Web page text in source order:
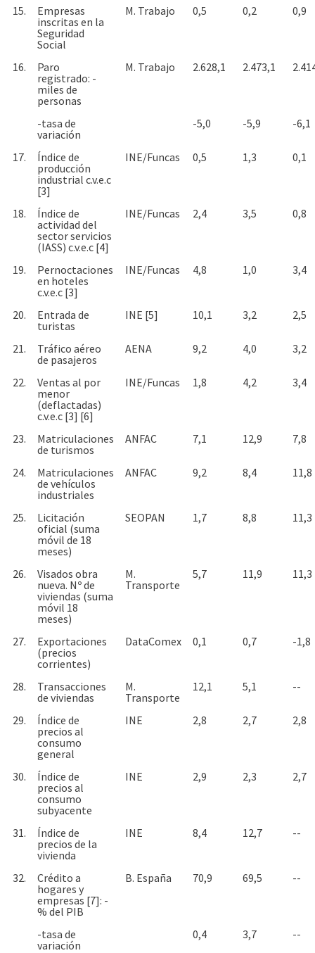
15.
Empresas
inscritas en la
Seguridad
Social
M. Trabajo 0,5 0,2 0,9
16.
Paro
registrado: -
miles de
personas
M. Trabajo 2.628,1 2.473,1
-tasa de
variación
-5,0 -5,9 -6,1
17.
Índice de
producción
industrial c.v.e.c
[3]
INE/Funcas 0,5 1,3 0,1
18.
Índice de
actividad del
sector servicios
(IASS) c.v.e.c [4]
INE/Funcas 2,4 3,5 0,8
19.
Pernoctaciones
en hoteles
c.v.e.c [3]
INE/Funcas 4,8 1,0 3,4
20.
Entrada de
turistas
INE [5] 10,1 3,2 2,5
21.
Tráfico aéreo
de pasajeros
AENA 9,2 4,0 3,2
22.
Ventas al por
menor
(deflactadas)
c.v.e.c [3] [6]
INE/Funcas 1,8 4,2 3,4
23.
Matriculaciones
de turismos
ANFAC 7,1 12,9 7,8
24.
Matriculaciones
de vehículos
industriales
ANFAC 9,2 8,4 11,8
25.
Licitación
oficial (suma
móvil de 18
meses)
SEOPAN 1,7 8,8 11,3
26.
Visados obra
nueva. Nº de
viviendas (suma
móvil 18
meses)
M.
Transporte
5,7 11,9 11,3
27.
Exportaciones
(precios
corrientes)
DataComex 0,1 0,7 -1,8
28.
Transacciones
de viviendas
M.
Transporte
12,1 5,1 --
29.
Índice de
precios al
consumo
general
INE 2,8 2,7 2,8
30.
Índice de
precios al
consumo
subyacente
INE 2,9 2,3 2,7
31.
Índice de
precios de la
vivienda
INE 8,4 12,7 --
32.
Crédito a
hogares y
empresas [7]: -
% del PIB
B. España 70,9 69,5 --
-tasa de
variación
0,4 3,7 --